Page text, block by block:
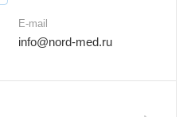
E-mail
info@nord-med.ru